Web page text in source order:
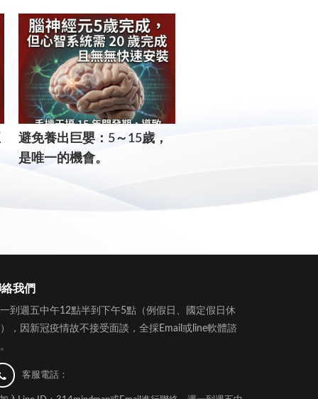
​避免養出巨嬰：5～15歲，
是唯一的機會。
我們
到週五中午12點半到下午5點（例假日、國定假日休
，因新冠疫情故不接受面談，全採Email或line軟體諮
客服電話：